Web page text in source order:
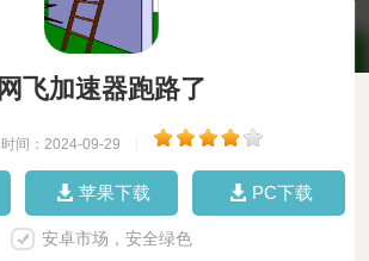
网飞加速器跑路了
时间：2024-09-29
苹果下载 PC下载
安卓市场，安全绿色